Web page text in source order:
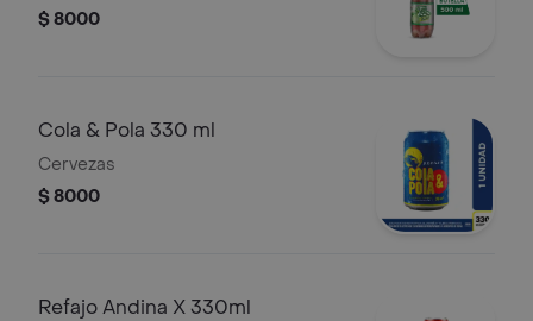
$ 8000
Cola & Pola 330 ml
Cervezas
$ 8000
Refajo Andina X 330ml